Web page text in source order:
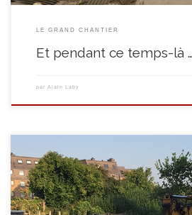
LE GRAND CHANTIER
Et pendant ce temps-là
par Alain Laby
Mi-septembre : une page se tourne … Afin